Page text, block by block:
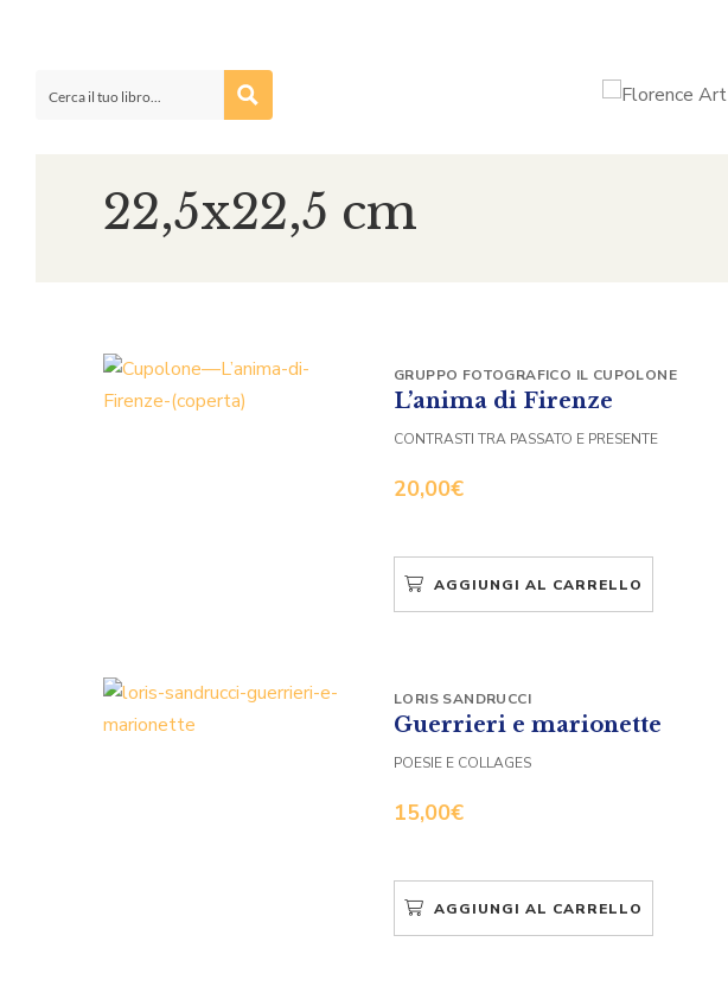
22,5x22,5 cm
L’anima di Firenze
20,00€
GRUPPO FOTOGRAFICO IL CUPOLONE
CONTRASTI TRA PASSATO E PRESENTE
AGGIUNGI AL CARRELLO
Guerrieri e marionette
15,00€
LORIS SANDRUCCI
POESIE E COLLAGES
AGGIUNGI AL CARRELLO